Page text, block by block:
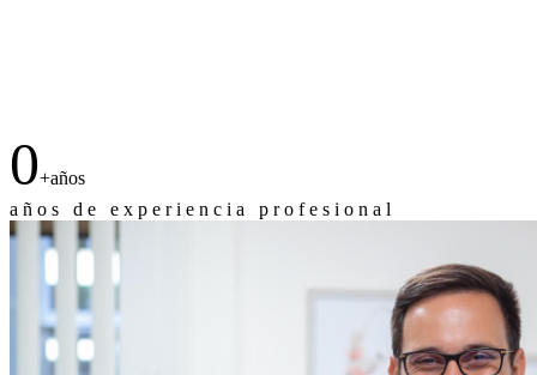
0+años
a ñ o s d e e x p e r i e n c i a p r o f e s i o n a l